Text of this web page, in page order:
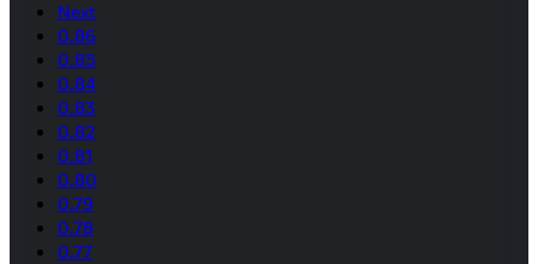
Next
0.86
0.85
0.84
0.83
0.82
0.81
0.80
0.79
0.78
0.77